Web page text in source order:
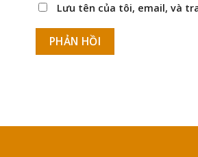
Lưu tên của tôi, email, và